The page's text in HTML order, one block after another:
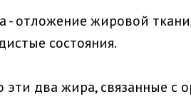
- отложение жировой
состояния.
два жира, связанные с